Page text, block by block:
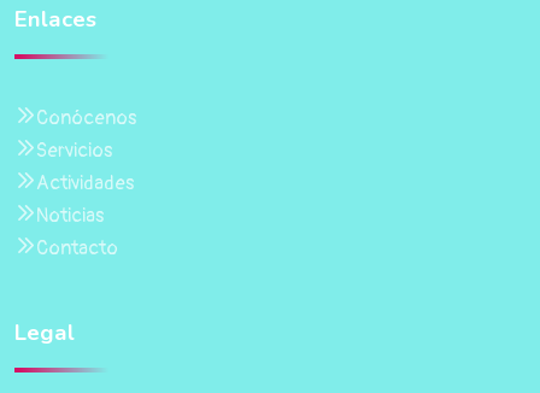
Enlaces
Conócenos
Servicios
Actividades
Noticias
Contacto
Legal